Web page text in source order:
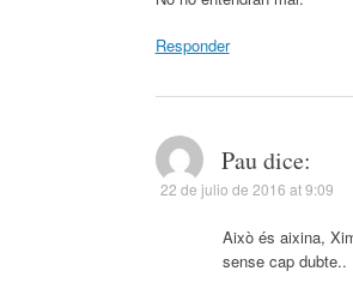
Responder
Pau dice:
22 de julio de 2016 at 9:09
Això és aixina,
sense cap dubte..